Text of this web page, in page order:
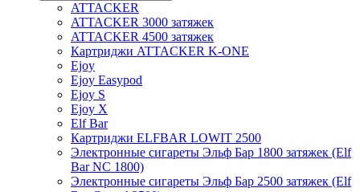
ATTACKER
ATTACKER 3000 затяжек
ATTACKER 4500 затяжек
Картриджи ATTACKER K-ONE
Ejoy
Ejoy Easypod
Ejoy S
Ejoy X
Elf Bar
Картриджи ELFBAR LOWIT 2500
Электронные сигареты Эльф Бар 1800 затяжек (Elf
Bar NC 1800)
Электронные сигареты Эльф Бар 2500 затяжек (Elf